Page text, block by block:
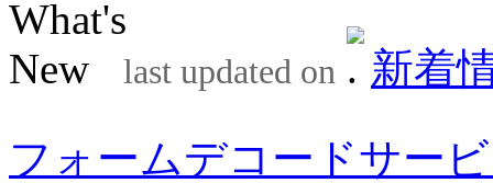
last updated on
新着
フォームデコードサー